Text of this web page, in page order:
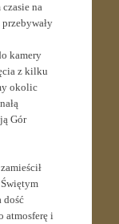
na
kamery
z kilku
okolic
Gór
dość
atmosferę i